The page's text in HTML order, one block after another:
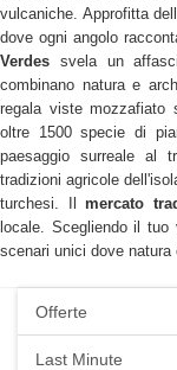
vulcaniche. Approfitta
dove ogni angolo
Verdes svela un
combinano natura e
regala viste mozzafiato
oltre 1500 specie di
paesaggio surreale al
tradizioni agricole
turchesi. Ilmercato
locale. Scegliendo il tuo
scenari unici dove
Offerte
Last Minute